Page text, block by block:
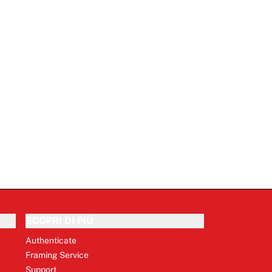
Authenticate
Framing Service
Support